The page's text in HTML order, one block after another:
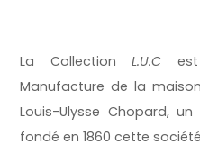
La CollectionL.U.C est
Manufacture de la maison
Louis-Ulysse Chopard, un
fondé en 1860 cette